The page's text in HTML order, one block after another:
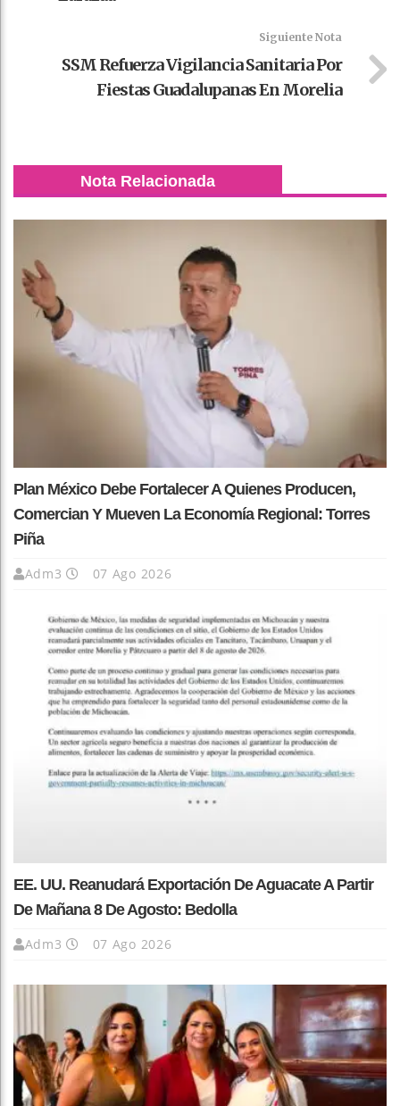
Siguiente Nota
SSM Refuerza Vigilancia Sanitaria Por
Fiestas Guadalupanas En Morelia
Nota Relacionada
Plan México Debe Fortalecer A Quienes Producen,
Comercian Y Mueven La Economía Regional: Torres
Piña
Adm3 07 Ago 2026
EE. UU. Reanudará Exportación De Aguacate A Partir
De Mañana 8 De Agosto: Bedolla
Adm3 07 Ago 2026